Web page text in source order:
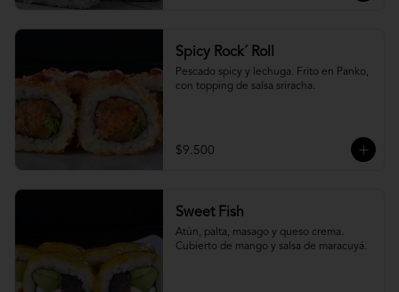
Spicy Rock´ Roll
Pescado spicy y lechuga. Frito en Panko,
con topping de salsa sriracha.
$9.500
Sweet Fish
Atún, palta, masago y queso crema.
Cubierto de mango y salsa de maracuyá.